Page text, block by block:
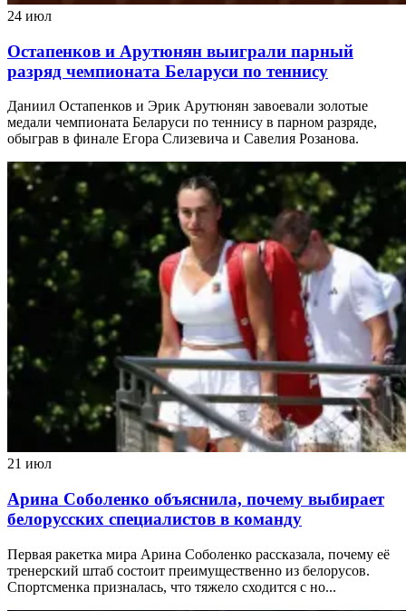
24 июл
Остапенков и Арутюнян выиграли парный
разряд чемпионата Беларуси по теннису
Даниил Остапенков и Эрик Арутюнян завоевали золотые
медали чемпионата Беларуси по теннису в парном разряде,
обыграв в финале Егора Слизевича и Савелия Розанова.
21 июл
Арина Соболенко объяснила, почему выбирает
белорусских специалистов в команду
Первая ракетка мира Арина Соболенко рассказала, почему её
тренерский штаб состоит преимущественно из белорусов.
Спортсменка призналась, что тяжело сходится с но...